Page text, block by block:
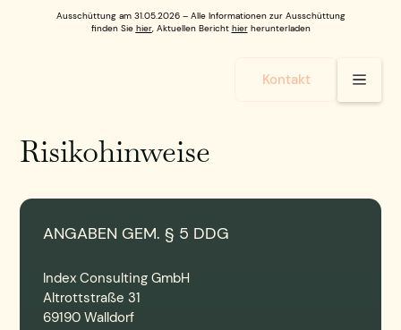
Ausschüttung am 31.05.2026 – Alle Informationen zur Ausschüttung
finden Sie hier, Aktuellen Bericht hierherunterladen
Kontakt
Risikohinweise
ANGABEN GEM. § 5 DDG
Index Consulting GmbH
Altrottstraße 31
69190 Walldorf